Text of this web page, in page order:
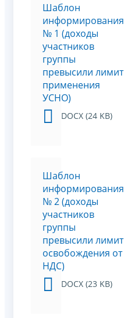
Шаблон
информирования
№ 1 (доходы
участников
группы
превысили лимит
применения
УСНО)
DOCX (24 KB)
Шаблон
информирования
№ 2 (доходы
участников
группы
превысили лимит
освобождения от
НДС)
DOCX (23 KB)